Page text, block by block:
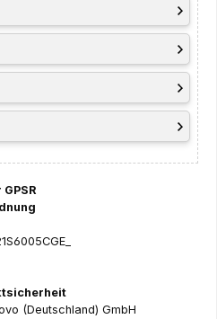
(Deutschland) GmbH